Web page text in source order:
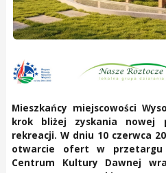
Mieszkańcy miejscowości
krok bliżej zyskania nowej
rekreacji. W dniu 10 czerwca
otwarcie ofert w przetargu
Centrum Kultury Dawnej